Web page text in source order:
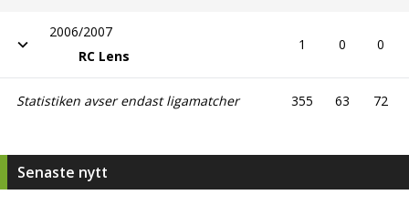
2006/2007
RC Lens
1 0 0
Statistiken avser endast ligamatcher 355 63 72
Senaste nytt